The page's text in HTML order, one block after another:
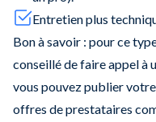
Entretien plus
Bon à savoir : pour ce
conseillé de faire appel à
vous pouvez publier
offres de prestataires